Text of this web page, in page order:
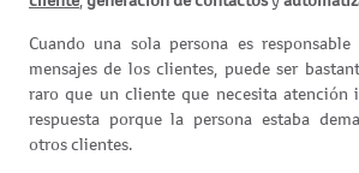
Cuando una sola persona es
mensajes de los clientes, puede ser
raro que un cliente que necesita atención
respuesta porque la persona estaba
otros clientes.